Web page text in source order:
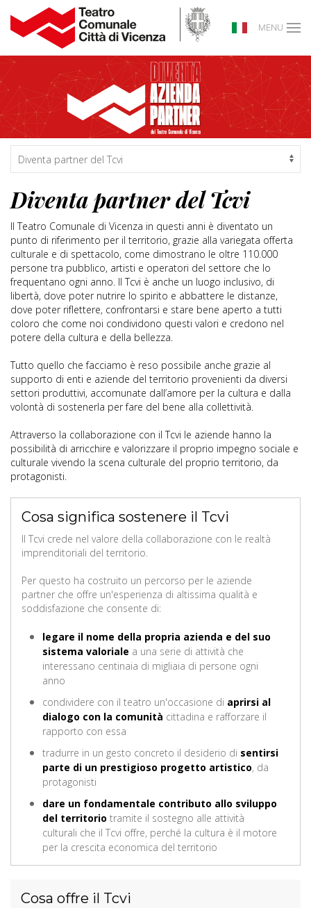
MENU
Diventa partner del Tcvi
Il Teatro Comunale di Vicenza in questi anni è diventato un
punto di riferimento per il territorio, grazie alla variegata offerta
culturale e di spettacolo, come dimostrano le oltre 110.000
persone tra pubblico, artisti e operatori del settore che lo
frequentano ogni anno. Il Tcvi è anche un luogo inclusivo, di
libertà, dove poter nutrire lo spirito e abbattere le distanze,
dove poter riflettere, confrontarsi e stare bene aperto a tutti
coloro che come noi condividono questi valori e credono nel
potere della cultura e della bellezza.
Tutto quello che facciamo è reso possibile anche grazie al
supporto di enti e aziende del territorio provenienti da diversi
settori produttivi, accomunate dall’amore per la cultura e dalla
volontà di sostenerla per fare del bene alla collettività.
Attraverso la collaborazione con il Tcvi le aziende hanno la
possibilità di arricchire e valorizzare il proprio impegno sociale e
culturale vivendo la scena culturale del proprio territorio, da
protagonisti.
Cosa significa sostenere il Tcvi
Il Tcvi crede nel valore della collaborazione con le realtà
imprenditoriali del territorio.
Per questo ha costruito un percorso per le aziende
partner che offre un'esperienza di altissima qualità e
soddisfazione che consente di:
legare il nome della propria azienda e del suo
sistema valoriale a una serie di attività che
interessano centinaia di migliaia di persone ogni
anno
condividere con il teatro un'occasione di aprirsi al
dialogo con la comunità cittadina e rafforzare il
rapporto con essa
tradurre in un gesto concreto il desiderio di sentirsi
parte di un prestigioso progetto artistico, da
protagonisti
dare un fondamentale contributo allo sviluppo
del territorio tramite il sostegno alle attività
culturali che il Tcvi offre, perché la cultura è il motore
per la crescita economica del territorio
Cosa offre il Tcvi